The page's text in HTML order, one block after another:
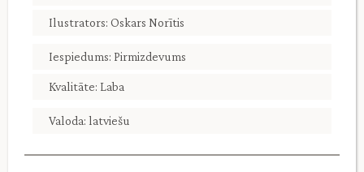
Ilustrators: Oskars Norītis
Iespiedums: Pirmizdevums
Kvalitāte: Laba
Valoda: latviešu